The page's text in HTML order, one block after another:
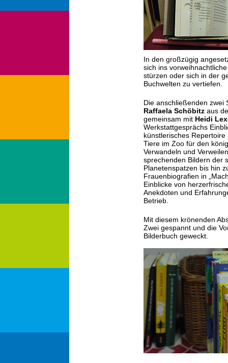
In den großzügig
sich ins
stürzen oder sich in der
Buchwelten zu vertiefen.
Die anschließenden zwei
Raffaela Schöbitz aus
gemeinsam mit Heidi
Werkstattgesprächs
künstlerisches
Tiere im Zoo für den
Verwandeln und
sprechenden Bildern der
Planetenspatzen bis hin
Frauenbiografien in
Einblicke von
Anekdoten und
Betrieb.
Mit diesem krönenden
Zwei gespannt und die
Bilderbuch geweckt.